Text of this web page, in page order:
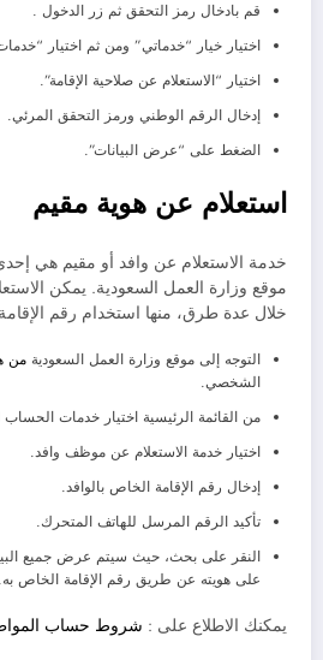
قم بادخال رمز التحقق ثم زر الدخول .
اختيار خيار “خدماتي” ومن ثم اختيار
اختيار “الاستعلام عن صلاحية الإقامة”.
إدخال الرقم الوطني ورمز التحقق المرئي.
الضغط على “عرض البيانات”.
استعلام عن هوية مقيم
خدمة الاستعلام عن وافد أو مقيم هي
موقع وزارة العمل السعودية. يمكن
خلال عدة طرق، منها استخدام رقم الإقامة
التوجه إلى موقع وزارة العمل السعودية من
الشخصي.
من القائمة الرئيسية اختيار خدمات الحساب
اختيار خدمة الاستعلام عن موظف وافد.
إدخال رقم الإقامة الخاص بالوافد.
تأكيد الرقم المرسل للهاتف المتحرك.
النقر على بحث، حيث سيتم عرض جميع
على هويته عن طريق رقم الإقامة الخاص به.
يمكنك الاطلاع على : شروط حساب